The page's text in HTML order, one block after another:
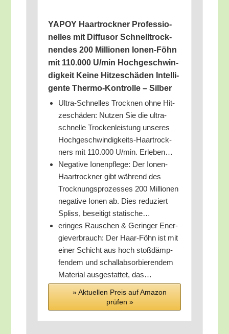
YAPOY Haar­trock­ner Pro­fes­sio­
nel­les mit Dif­fu­sor Schnell­trock­
nen­des 200 Mil­lio­nen Ionen-Föhn
mit 110.000 U/​min Hoch­ge­schwin­
dig­keit Kei­ne Hit­ze­schä­den Intel­li­
gen­te Ther­mo-Kon­trol­le – Silber
Ultra-Schnel­les Trock­nen ohne Hit­
ze­schä­den: Nut­zen Sie die ultra­
schnel­le Tro­cken­leis­tung unse­res
Hoch­ge­schwin­dig­keits-Haar­trock­
ners mit 110.000 U/​min. Erleben…
Nega­ti­ve Ionen­pfle­ge: Der Ionen-
Haar­trock­ner gibt wäh­rend des
Trock­nungs­pro­zes­ses 200 Mil­lio­nen
nega­ti­ve Ionen ab. Dies redu­ziert
Spliss, besei­tigt statische…
erin­ges Rau­schen & Gerin­ger Ener­
gie­ver­brauch: Der Haar-Föhn ist mit
einer Schicht aus hoch stoß­dämp­
fen­dem und schall­ab­sor­bie­ren­dem
Mate­ri­al aus­ge­stat­tet, das…
» Aktu­el­len Preis auf Ama­zon
prü­fen »